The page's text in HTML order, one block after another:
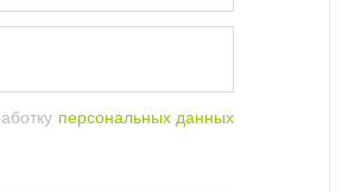
персональных данных